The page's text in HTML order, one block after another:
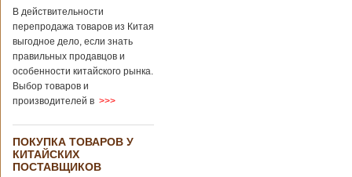
В действительности
перепродажа товаров из Китая
выгодное дело, если знать
правильных продавцов и
особенности китайского рынка.
Выбор товаров и
производителей в >>>
ПОКУПКА ТОВАРОВ У
КИТАЙСКИХ
ПОСТАВЩИКОВ